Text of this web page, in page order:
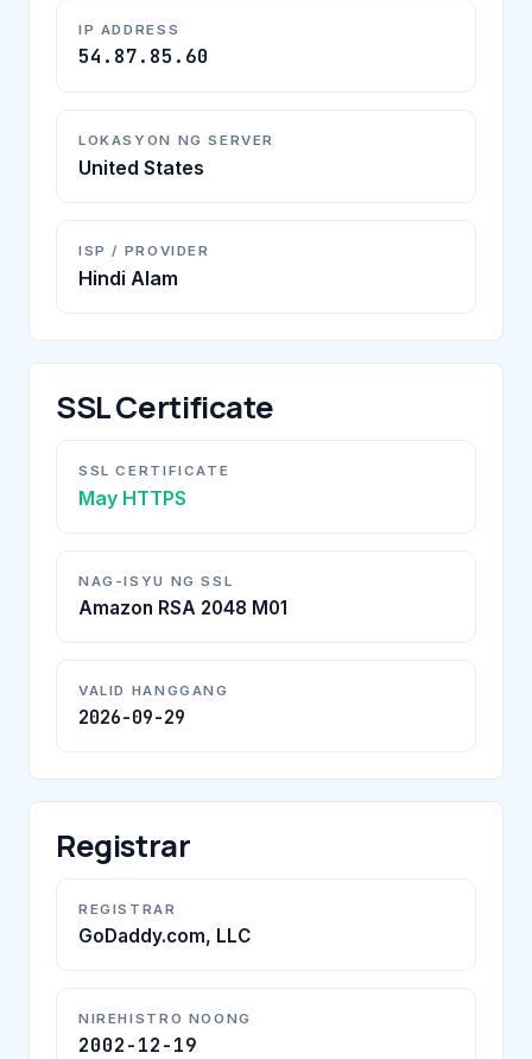
IP ADDRESS
54.87.85.60
LOKASYON NG SERVER
United States
ISP / PROVIDER
Hindi Alam
SSL Certificate
SSL CERTIFICATE
May HTTPS
NAG-ISYU NG SSL
Amazon RSA 2048 M01
VALID HANGGANG
2026-09-29
Registrar
REGISTRAR
GoDaddy.com, LLC
NIREHISTRO NOONG
2002-12-19